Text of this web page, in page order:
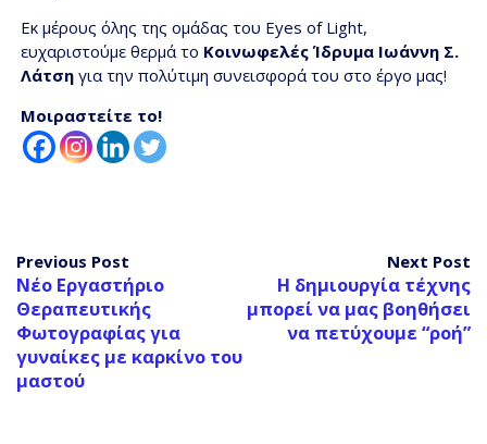
Εκ μέρους όλης της ομάδας του Eyes of Light,
ευχαριστούμε θερμά το Κοινωφελές Ίδρυμα Ιωάννη Σ.
Λάτσηγια την πολύτιμη συνεισφορά του στο έργο μας!
Μοιραστείτε το!
Previous Post
Νέο Εργαστήριο
Θεραπευτικής
Φωτογραφίας για
γυναίκες με καρκίνο του
μαστού
Next Post
Η δημιουργία τέχνης
μπορεί να μας βοηθήσει
να πετύχουμε “ροή”